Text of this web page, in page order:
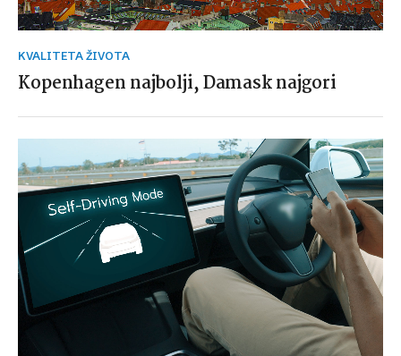
KVALITETA ŽIVOTA
Kopenhagen najbolji, Damask najgori